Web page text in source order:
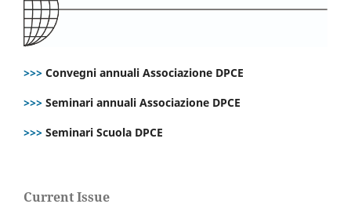
>>> Convegni annuali Associazione DPCE
>>> Seminari annuali Associazione DPCE
>>> Seminari Scuola DPCE
Current Issue